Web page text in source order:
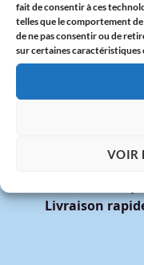
fait de consentir à ces
telles que le comportement
de ne pas consentir ou de
sur certaines
VOIR
DIXOON x Mois des
Ciel à Offrir avec
Livraison